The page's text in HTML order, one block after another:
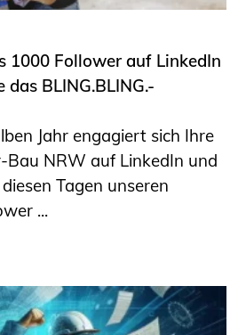
1000 Follower auf LinkedIn
BLING.BLING.-
Jahr engagiert sich Ihre
Bau NRW auf LinkedIn und
Tagen unseren
...